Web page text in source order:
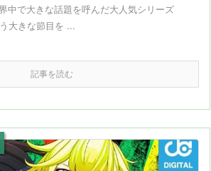
中で大きな話題を呼んだ大人気シリーズ
大きな節目を ...
記事を読む